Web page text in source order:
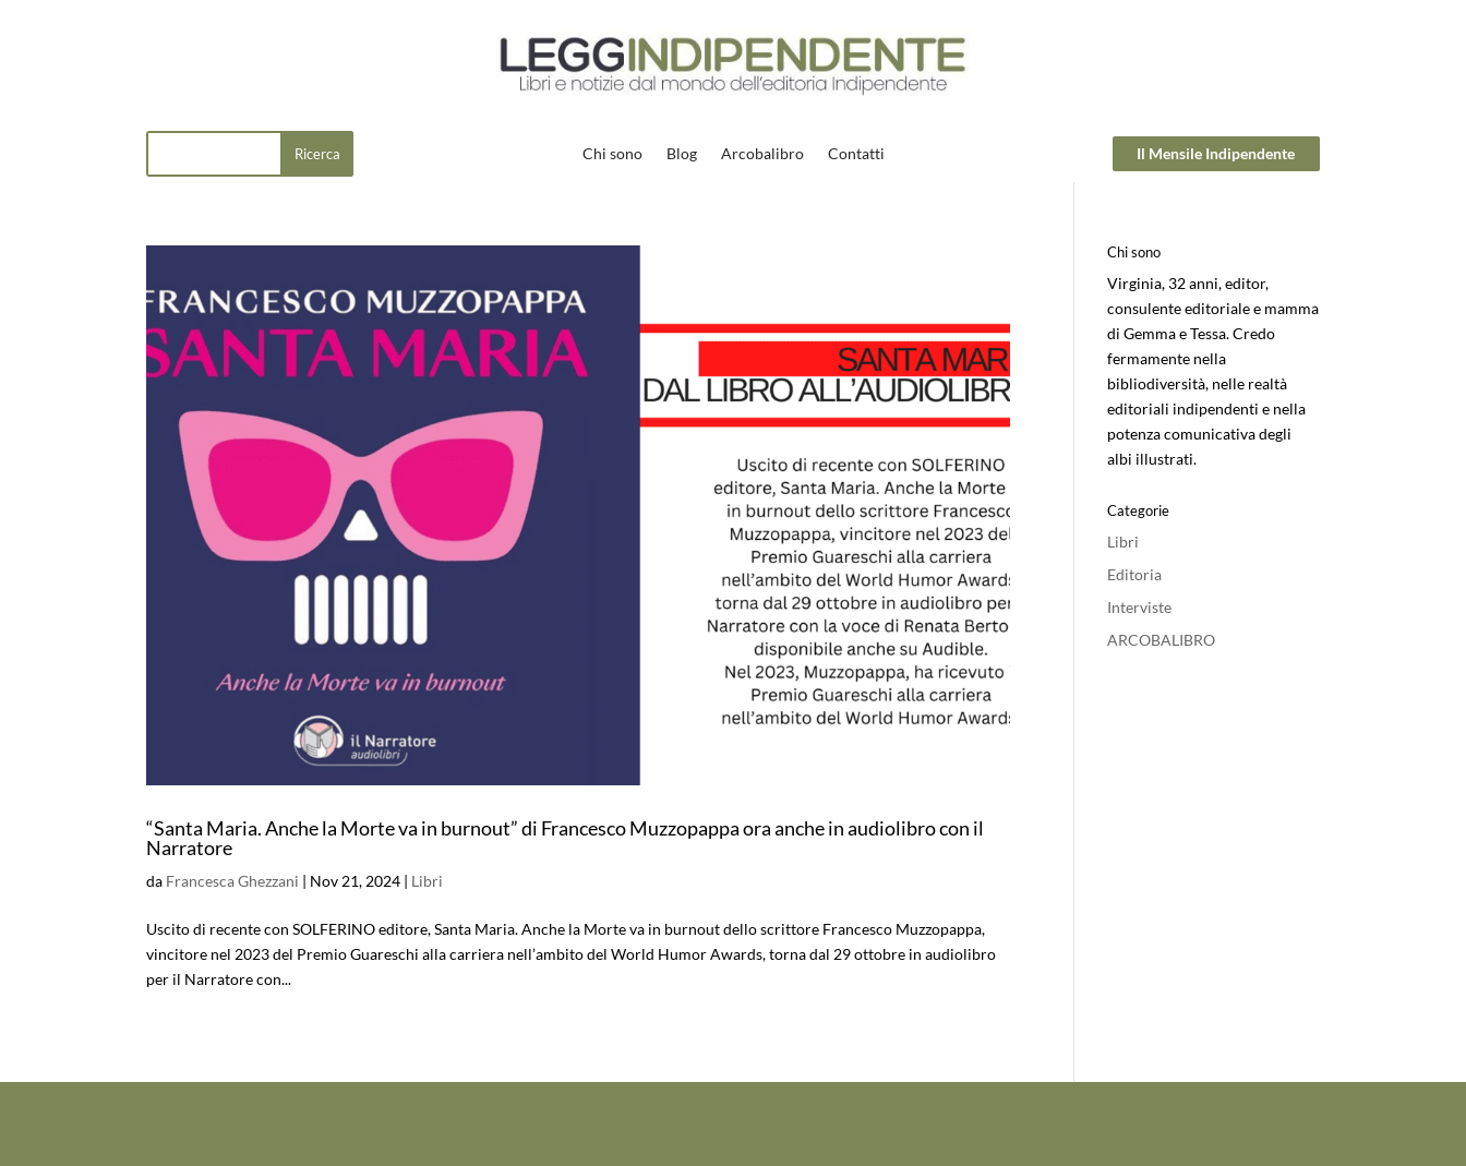
Chi sono Blog Arcobalibro Contatti Il Mensile Indipendente
“Santa Maria. Anche la Morte va in burnout” di Francesco Muzzopappa ora anche in audiolibro con il
Narratore
da Francesca Ghezzani | Nov 21, 2024 | Libri
Uscito di recente con SOLFERINO editore, Santa Maria. Anche la Morte va in burnout dello scrittore Francesco Muzzopappa,
vincitore nel 2023 del Premio Guareschi alla carriera nell’ambito del World Humor Awards, torna dal 29 ottobre in audiolibro
per il Narratore con...
Chi sono
Virginia, 32 anni, editor,
consulente editoriale e mamma
di Gemma e Tessa. Credo
fermamente nella
bibliodiversità, nelle realtà
editoriali indipendenti e nella
potenza comunicativa degli
albi illustrati.
Categorie
Libri
Editoria
Interviste
ARCOBALIBRO